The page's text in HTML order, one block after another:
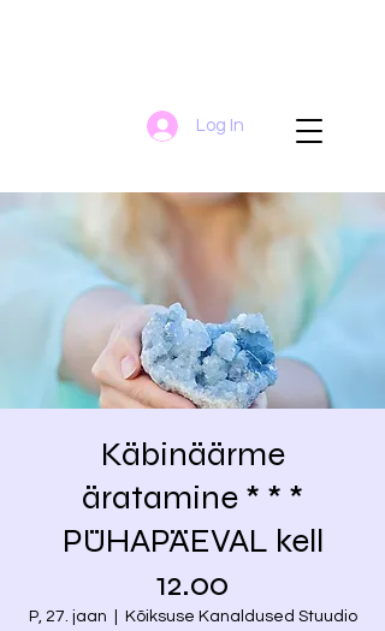
Log In
Käbinäärme
äratamine * * *
PÜHAPÄEVAL kell
12.00
P, 27. jaan Kõiksuse Kanaldused Stuudio